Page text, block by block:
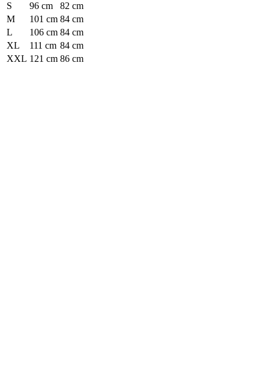
S
96 cm
82 cm
M
101 cm 84 cm
L
106 cm 84 cm
XL
111 cm 84 cm
XXL 121 cm 86 cm